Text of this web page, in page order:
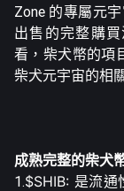
Zone 的專屬元
出售的完整購
看，柴犬幣的項
柴犬元宇宙的相
成熟完整的柴犬
1.$SHIB: 是流通